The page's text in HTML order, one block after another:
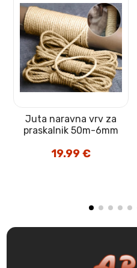
Juta naravna vrv za
praskalnik 50m-6mm
19.99€